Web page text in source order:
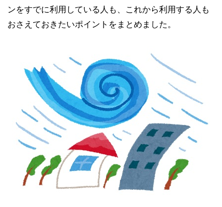
ンをすでに利用している人も、これから利用する人も
おさえておきたいポイントをまとめました。